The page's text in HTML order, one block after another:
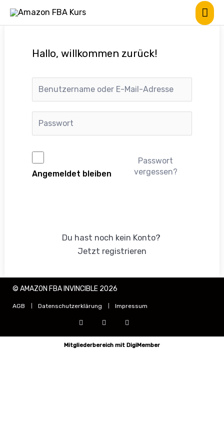
Hallo, willkommen zurück!
Angemeldet bleiben
Passwort
vergessen?
Du hast noch kein Konto?
Jetzt registrieren
© AMAZON FBA INVINCIBLE 2026
AGB Datenschutzerklärung Impressum
Mitgliederbereich mit DigiMember